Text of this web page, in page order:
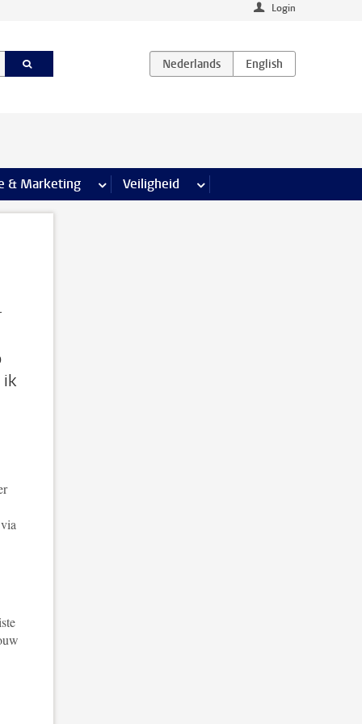
Login
& Marketing meer Communicatie & Marketing pagina’s
Veiligheid meer Veiligheid pagina’s
ik